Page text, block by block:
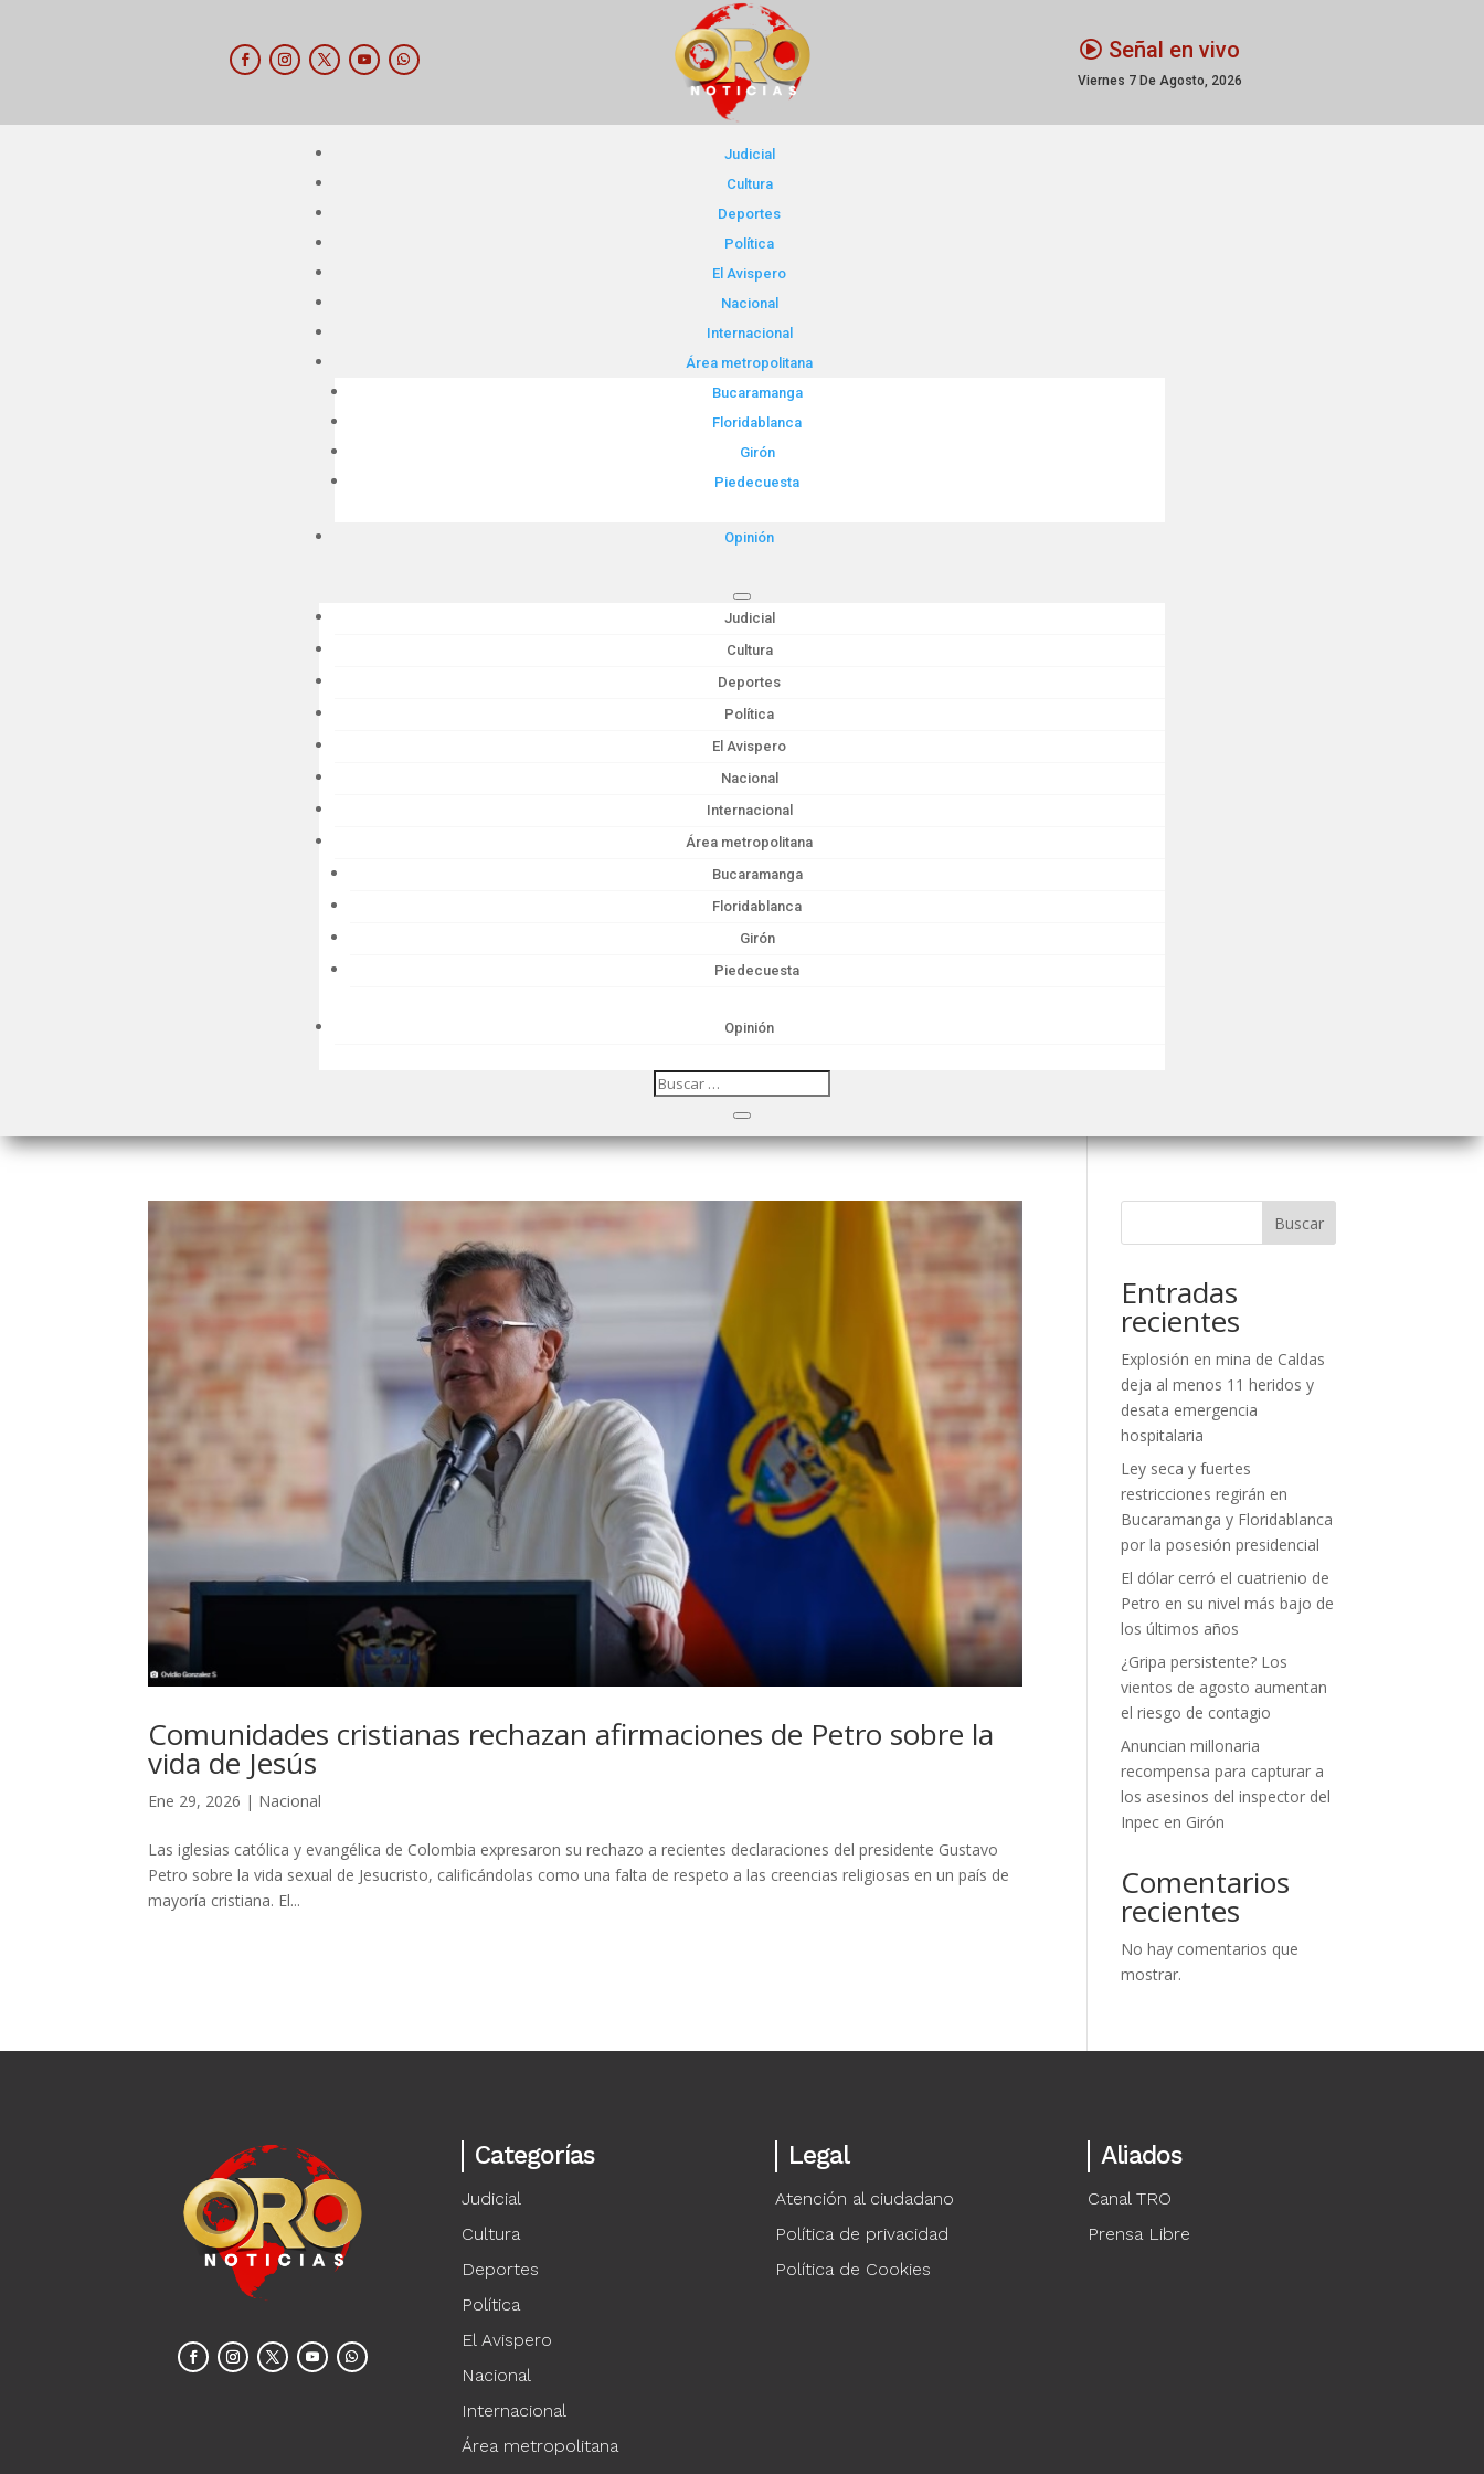
Señal en vivo
Viernes 7 De Agosto, 2026
Judicial
Cultura
Deportes
Política
El Avispero
Nacional
Internacional
Área metropolitana
Bucaramanga
Floridablanca
Girón
Piedecuesta
Opinión
Judicial
Cultura
Deportes
Política
El Avispero
Nacional
Internacional
Área metropolitana
Bucaramanga
Floridablanca
Girón
Piedecuesta
Opinión
Comunidades cristianas rechazan afirmaciones de Petro sobre la
vida de Jesús
Ene 29, 2026 | Nacional
Las iglesias católica y evangélica de Colombia expresaron su rechazo a recientes declaraciones del presidente Gustavo
Petro sobre la vida sexual de Jesucristo, calificándolas como una falta de respeto a las creencias religiosas en un país de
mayoría cristiana. El...
Buscar
Entradas
recientes
Explosión en mina de Caldas
deja al menos 11 heridos y
desata emergencia
hospitalaria
Ley seca y fuertes
restricciones regirán en
Bucaramanga y Floridablanca
por la posesión presidencial
El dólar cerró el cuatrienio de
Petro en su nivel más bajo de
los últimos años
¿Gripa persistente? Los
vientos de agosto aumentan
el riesgo de contagio
Anuncian millonaria
recompensa para capturar a
los asesinos del inspector del
Inpec en Girón
Comentarios
recientes
No hay comentarios que
mostrar.
Categorías
Judicial
Cultura
Deportes
Política
El Avispero
Nacional
Internacional
Área metropolitana
Legal
Atención al ciudadano
Política de privacidad
Política de Cookies
Aliados
Canal TRO
Prensa Libre